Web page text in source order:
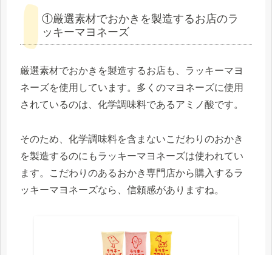
①厳選素材でおかきを製造するお店のラ
ッキーマヨネーズ
厳選素材でおかきを製造するお店も、ラッキーマヨ
ネーズを使用しています。多くのマヨネーズに使用
されているのは、化学調味料であるアミノ酸です。
そのため、化学調味料を含まないこだわりのおかき
を製造するのにもラッキーマヨネーズは使われてい
ます。こだわりのあるおかき専門店から購入するラ
ッキーマヨネーズなら、信頼感がありますね。